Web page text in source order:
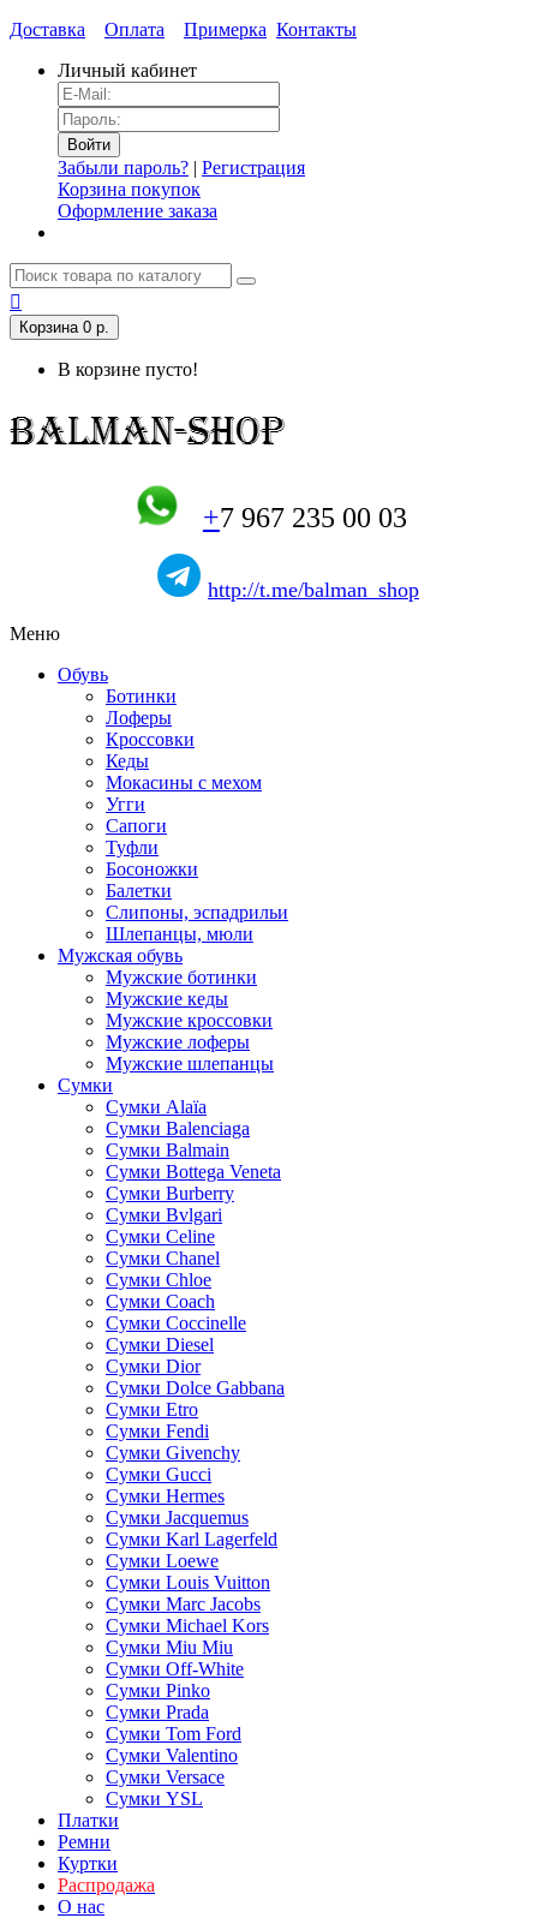
Доставка Оплата Примерка Контакты
Личный кабинет
Забыли пароль? | Регистрация
Корзина покупок
Оформление заказа
Корзина 0 р.
В корзине пусто!
+7 967 235 00 03
http://t.me/balman_shop
Меню
Обувь
Ботинки
Лоферы
Кроссовки
Кеды
Мокасины с мехом
Угги
Сапоги
Туфли
Босоножки
Балетки
Слипоны, эспадрильи
Шлепанцы, мюли
Мужская обувь
Мужские ботинки
Мужские кеды
Мужские кроссовки
Мужские лоферы
Мужские шлепанцы
Сумки
Cумки Alaïa
Сумки Balenciaga
Сумки Balmain
Сумки Bottega Veneta
Сумки Burberry
Сумки Bvlgari
Сумки Celine
Сумки Chanel
Сумки Chloe
Сумки Coach
Сумки Coccinelle
Сумки Diesel
Сумки Dior
Сумки Dolce Gabbana
Сумки Etro
Сумки Fendi
Сумки Givenchy
Сумки Gucci
Сумки Hermes
Сумки Jacquemus
Сумки Karl Lagerfeld
Сумки Loewe
Сумки Louis Vuitton
Сумки Marc Jacobs
Сумки Michael Kors
Сумки Miu Miu
Сумки Off-White
Сумки Pinko
Сумки Prada
Сумки Tom Ford
Cумки Valentino
Сумки Versace
Сумки YSL
Платки
Ремни
Куртки
Распродажа
О нас